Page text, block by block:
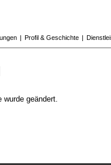
| Profil & Geschichte |
wurde geändert.